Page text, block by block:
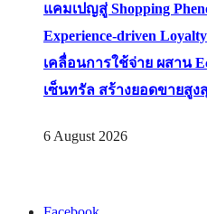
แคมเปญสู่ Shopping
Experience-driven
เคลื่อนการใช้จ่าย ผสาน
เซ็นทรัล สร้างยอดขายสูง
6 August 2026